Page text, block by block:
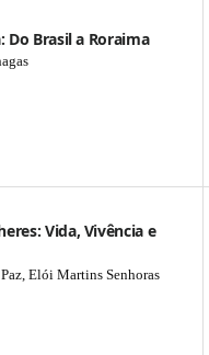
Do Brasil a Roraima
Vida, Vivência e
Elói Martins Senhoras